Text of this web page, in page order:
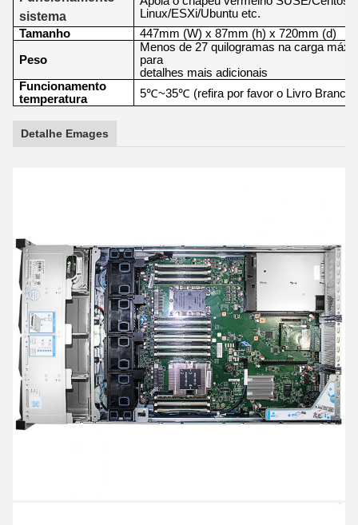
sistema
Linux/ESXi/Ubuntu etc.
Tamanho
447mm (W) x 87mm (h) x 720mm (d)
Peso
Menos de 27 quilogramas na carga
para
detalhes mais adicionais
Funcionamento
temperatura
5℃~35℃ (refira por favor o Livro
Detalhe Emages